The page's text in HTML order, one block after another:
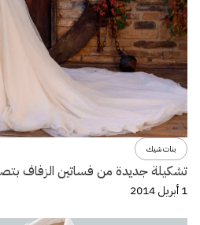
بنات شيك
تشكيلة جديدة من فساتين الزفاف
1 أبريل 2014